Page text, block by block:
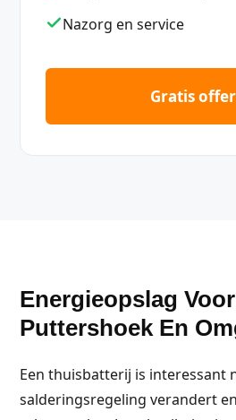
Nazorg en service
Gratis
Energieopslag
Puttershoek En
Een thuisbatterij is interessant
salderingsregeling verandert